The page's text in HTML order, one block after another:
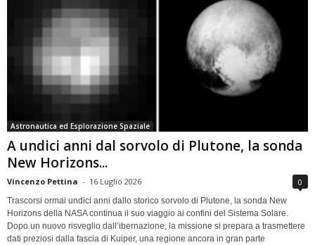
Astronautica ed Esplorazione Spaziale
A undici anni dal sorvolo di Plutone, la sonda
New Horizons...
Vincenzo Pettina - 16 Luglio 2026 0
Trascorsi ormai undici anni dallo storico sorvolo di Plutone, la sonda New
Horizons della NASA continua il suo viaggio ai confini del Sistema Solare.
Dopo un nuovo risveglio dall’ibernazione, la missione si prepara a trasmettere
dati preziosi dalla fascia di Kuiper, una regione ancora in gran parte